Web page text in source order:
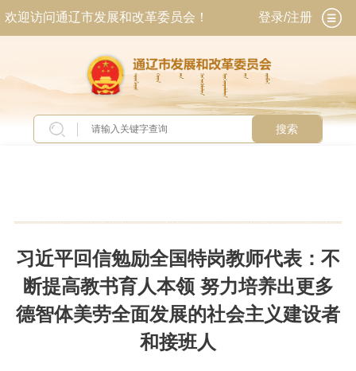
欢迎访问通辽市发展和改革委员会！ 登录/注册
搜索
习近平回信勉励全国特岗教师代表：不
断提高教书育人本领 努力培养出更多
德智体美劳全面发展的社会主义建设者
和接班人